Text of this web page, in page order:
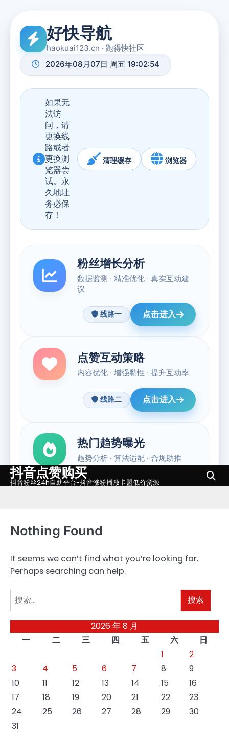
Skip抖音点赞购买
抖音粉丝24h自助平台-抖音涨粉播放卡盟低价货源
Nothing Found
It seems we can’t find what you’re looking for.
Perhaps searching can help.
搜
索：
2026 年 8 月
一
二 三 四 五 六
日
1
2
3
4 5 6 7 8
9
10
11 12 13 14 15
16
17
18 19 20 21 22
23
24
25 26 27 28 29
30
31